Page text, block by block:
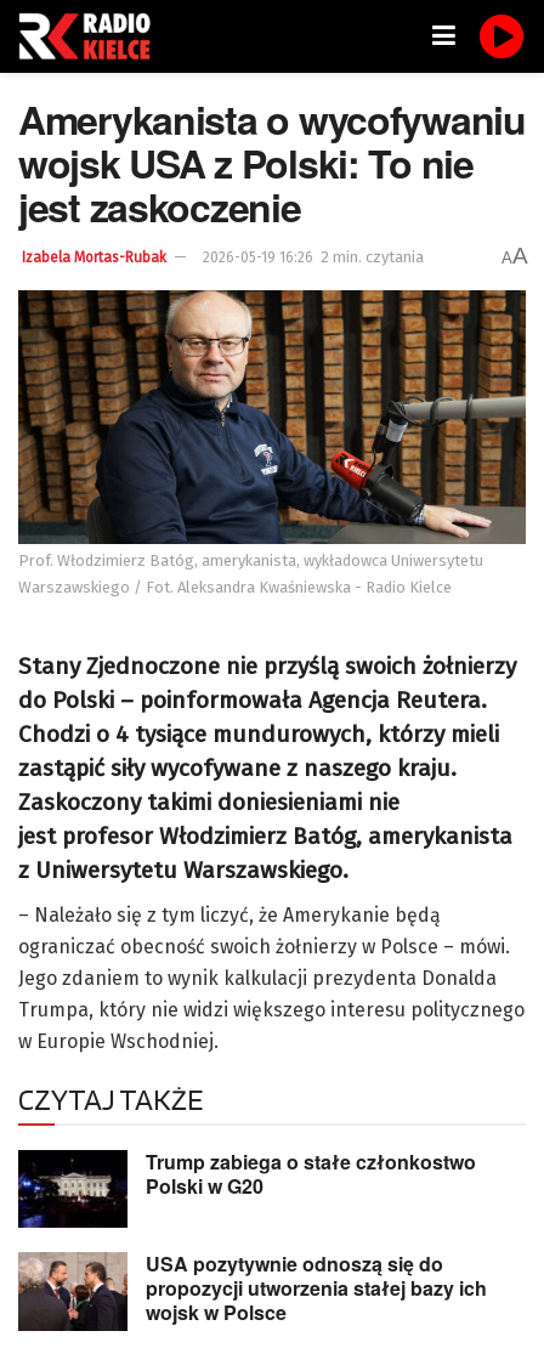
Amerykanista o wycofywaniu
wojsk USA z Polski: To nie
jest zaskoczenie
Izabela Mortas-Rubak 2026-05-19 16:26 2 min. czytania AA
Prof. Włodzimierz Batóg, amerykanista, wykładowca Uniwersytetu
Warszawskiego / Fot. Aleksandra Kwaśniewska - Radio Kielce
Stany Zjednoczone nie przyślą swoich żołnierzy
do Polski – poinformowała Agencja Reutera.
Chodzi o 4 tysiące mundurowych, którzy mieli
zastąpić siły wycofywane z naszego kraju.
Zaskoczony takimi doniesieniami nie
jest profesor Włodzimierz Batóg, amerykanista
z Uniwersytetu Warszawskiego.
– Należało się z tym liczyć, że Amerykanie będą
ograniczać obecność swoich żołnierzy w Polsce – mówi.
Jego zdaniem to wynik kalkulacji prezydenta Donalda
Trumpa, który nie widzi większego interesu politycznego
w Europie Wschodniej.
CZYTAJ TAKŻE
Trump zabiega o stałe członkostwo
Polski w G20
USA pozytywnie odnoszą się do
propozycji utworzenia stałej bazy ich
wojsk w Polsce